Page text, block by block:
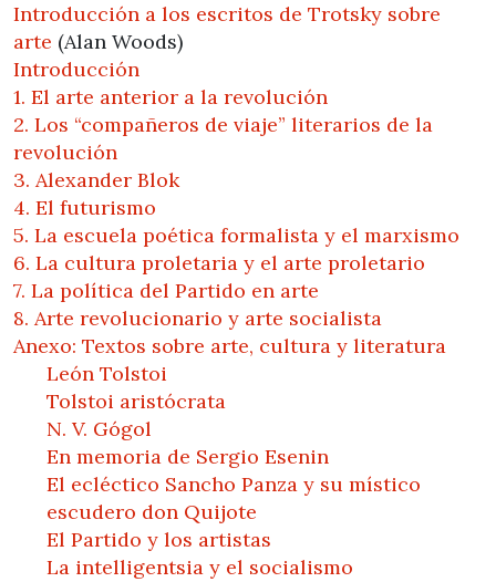
Introducción a los escritos de Trotsky sobre
arte (Alan Woods)
Introducción
1. El arte anterior a la revolución
2. Los “compañeros de viaje” literarios de la
revolución
3. Alexander Blok
4. El futurismo
5. La escuela poética formalista y el marxismo
6. La cultura proletaria y el arte proletario
7. La política del Partido en arte
8. Arte revolucionario y arte socialista
Anexo: Textos sobre arte, cultura y literatura
León Tolstoi
Tolstoi aristócrata
N. V. Gógol
En memoria de Sergio Esenin
El ecléctico Sancho Panza y su místico
escudero don Quijote
El Partido y los artistas
La intelligentsia y el socialismo